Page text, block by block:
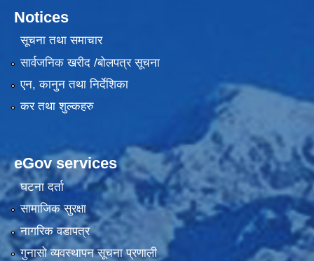
Notices
सूचना तथा समाचार
सार्वजनिक खरीद /बोलपत्र सूचना
एन, कानुन तथा निर्देशिका
कर तथा शुल्कहरु
eGov services
घटना दर्ता
सामाजिक सुरक्षा
नागरिक वडापत्र
गुनासो व्यवस्थापन सूचना प्रणाली